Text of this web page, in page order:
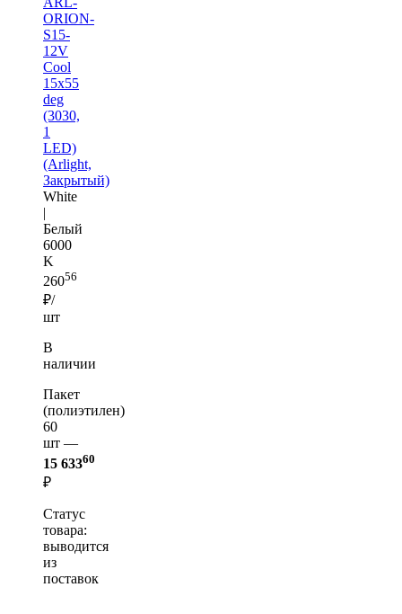
ORION-
S15-
12V
Cool
15x55
deg
(3030,
1
LED)
(Arlight,
Закрытый)
White
|
Белый
6000
K
26056
₽/
шт
В
наличии
Пакет
(полиэтилен)
60
шт —
15 63360
₽
Статус
товара:
выводится
из
поставок